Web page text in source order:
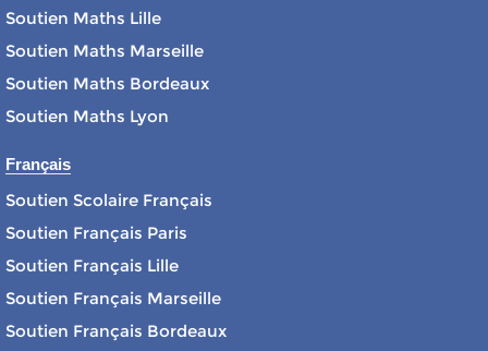
Soutien Maths Lille
Soutien Maths Marseille
Soutien Maths Bordeaux
Soutien Maths Lyon
Français
Soutien Scolaire Français
Soutien Français Paris
Soutien Français Lille
Soutien Français Marseille
Soutien Français Bordeaux